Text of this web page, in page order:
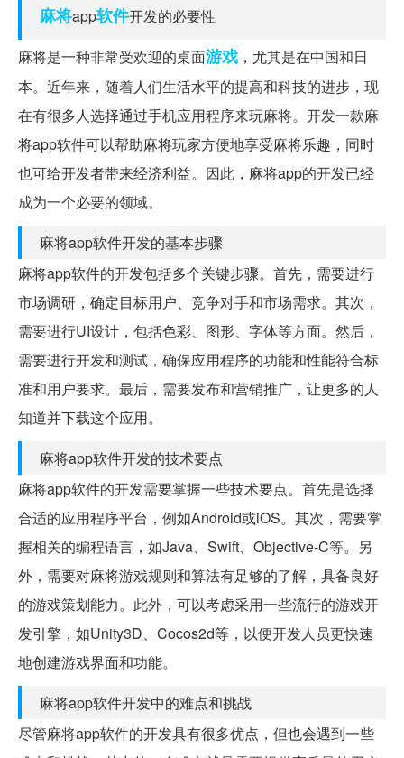
麻将app软件开发的必要性
麻将是一种非常受欢迎的桌面游戏 ，尤其是在中国和日
本。近年来，随着人们生活水平的提高和科技的进步，现
在有很多人选择通过手机应用程序来玩麻将。开发一款麻
将app软件可以帮助麻将玩家方便地享受麻将乐趣，同时
也可给开发者带来经济利益。因此，麻将app的开发已经
成为一个必要的领域。
麻将app软件开发的基本步骤
麻将app软件的开发包括多个关键步骤。首先，需要进行
市场调研，确定目标用户、竞争对手和市场需求。其次，
需要进行UI设计，包括色彩、图形、字体等方面。然后，
需要进行开发和测试，确保应用程序的功能和性能符合标
准和用户要求。最后，需要发布和营销推广，让更多的人
知道并下载这个应用。
麻将app软件开发的技术要点
麻将app软件的开发需要掌握一些技术要点。首先是选择
合适的应用程序平台，例如Android或iOS。其次，需要掌
握相关的编程语言，如Java、Swift、Objective-C等。另
外，需要对麻将游戏规则和算法有足够的了解，具备良好
的游戏策划能力。此外，可以考虑采用一些流行的游戏开
发引擎，如Unity3D、Cocos2d等，以便开发人员更快速
地创建游戏界面和功能。
麻将app软件开发中的难点和挑战
尽管麻将app软件的开发具有很多优点，但也会遇到一些